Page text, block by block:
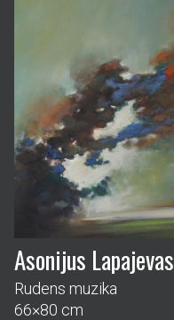
Asonijus Lapajevas
Rudens muzika
66×80 cm